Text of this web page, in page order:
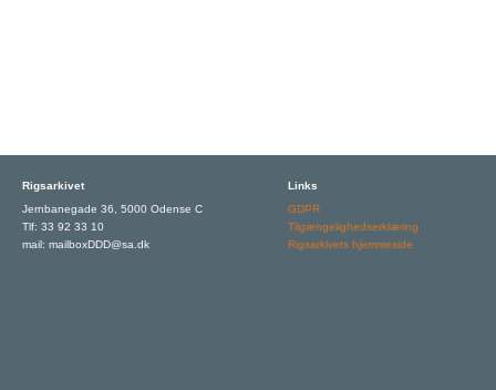
Rigsarkivet
Jernbanegade 36, 5000 Odense C
Tlf: 33 92 33 10
mail: mailboxDDD@sa.dk
Links
GDPR
Tilgængelighedserklæring
Rigsarkivets hjemmeside